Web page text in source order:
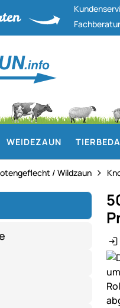
WEIDEZAUN
/ Wildzaun